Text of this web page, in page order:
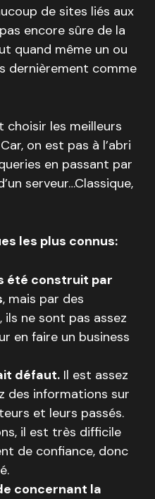
de sites liés aux
encore sûre de la
quand même un ou
dernièrement comme
choisir les meilleurs
on est pas à l’abri
en passant par
serveur…Classique,
les plus connus:
été construit par
, mais par des
ils ne sont pas assez
en faire un business
défaut. Il est assez
des informations sur
et leurs passés.
il est très difficile
de confiance, donc
concernant la